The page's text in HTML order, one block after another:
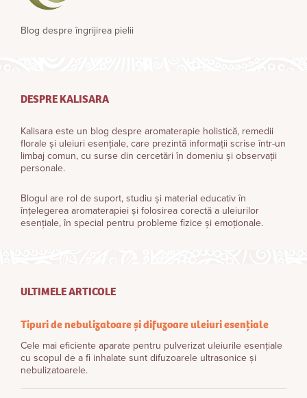
Blog despre îngrijirea pielii
DESPRE KALISARA
Kalisara este un blog despre aromaterapie holistică, remedii
florale și uleiuri esențiale, care prezintă informații scrise într-un
limbaj comun, cu surse din cercetări în domeniu și observații
personale.
Blogul are rol de suport, studiu și material educativ în
înțelegerea aromaterapiei și folosirea corectă a uleiurilor
esențiale, în special pentru probleme fizice și emoționale.
ULTIMELE ARTICOLE
Tipuri de nebulizatoare și difuzoare uleiuri esențiale
Cele mai eficiente aparate pentru pulverizat uleiurile esențiale
cu scopul de a fi inhalate sunt difuzoarele ultrasonice și
nebulizatoarele.